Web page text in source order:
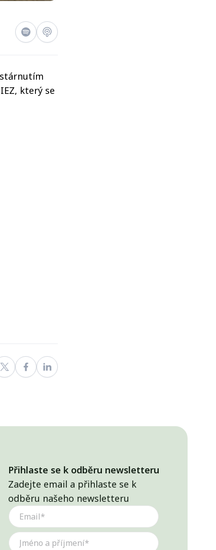
který se
Přihlaste se k odběru newsletteru
Zadejte email a přihlaste se k
odběru našeho newsletteru